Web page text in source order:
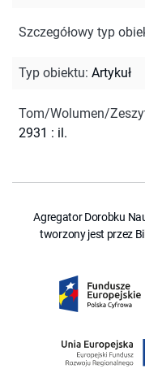
Szczegółowy typ
Typ obiektu: Artykuł
Tom/Wolumen/
2931 : il.
Agregator Dorobku
tworzony jest przez